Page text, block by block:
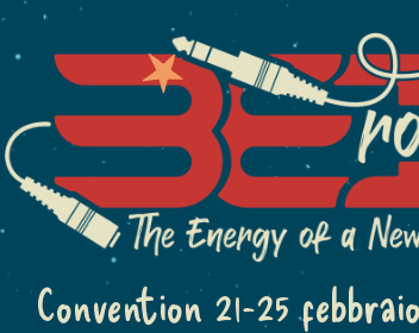
Convention 21-25